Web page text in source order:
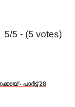
5/5 - (5 votes)
- പാർട്ട്‌ 28